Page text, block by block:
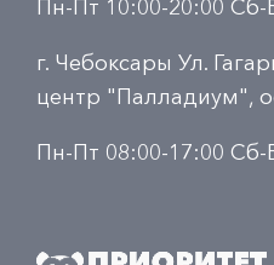
Пн-Пт 10:00-20:00 Сб-
г. Чебоксары Ул.
центр "Палладиум",
Пн-Пт 08:00-17:00